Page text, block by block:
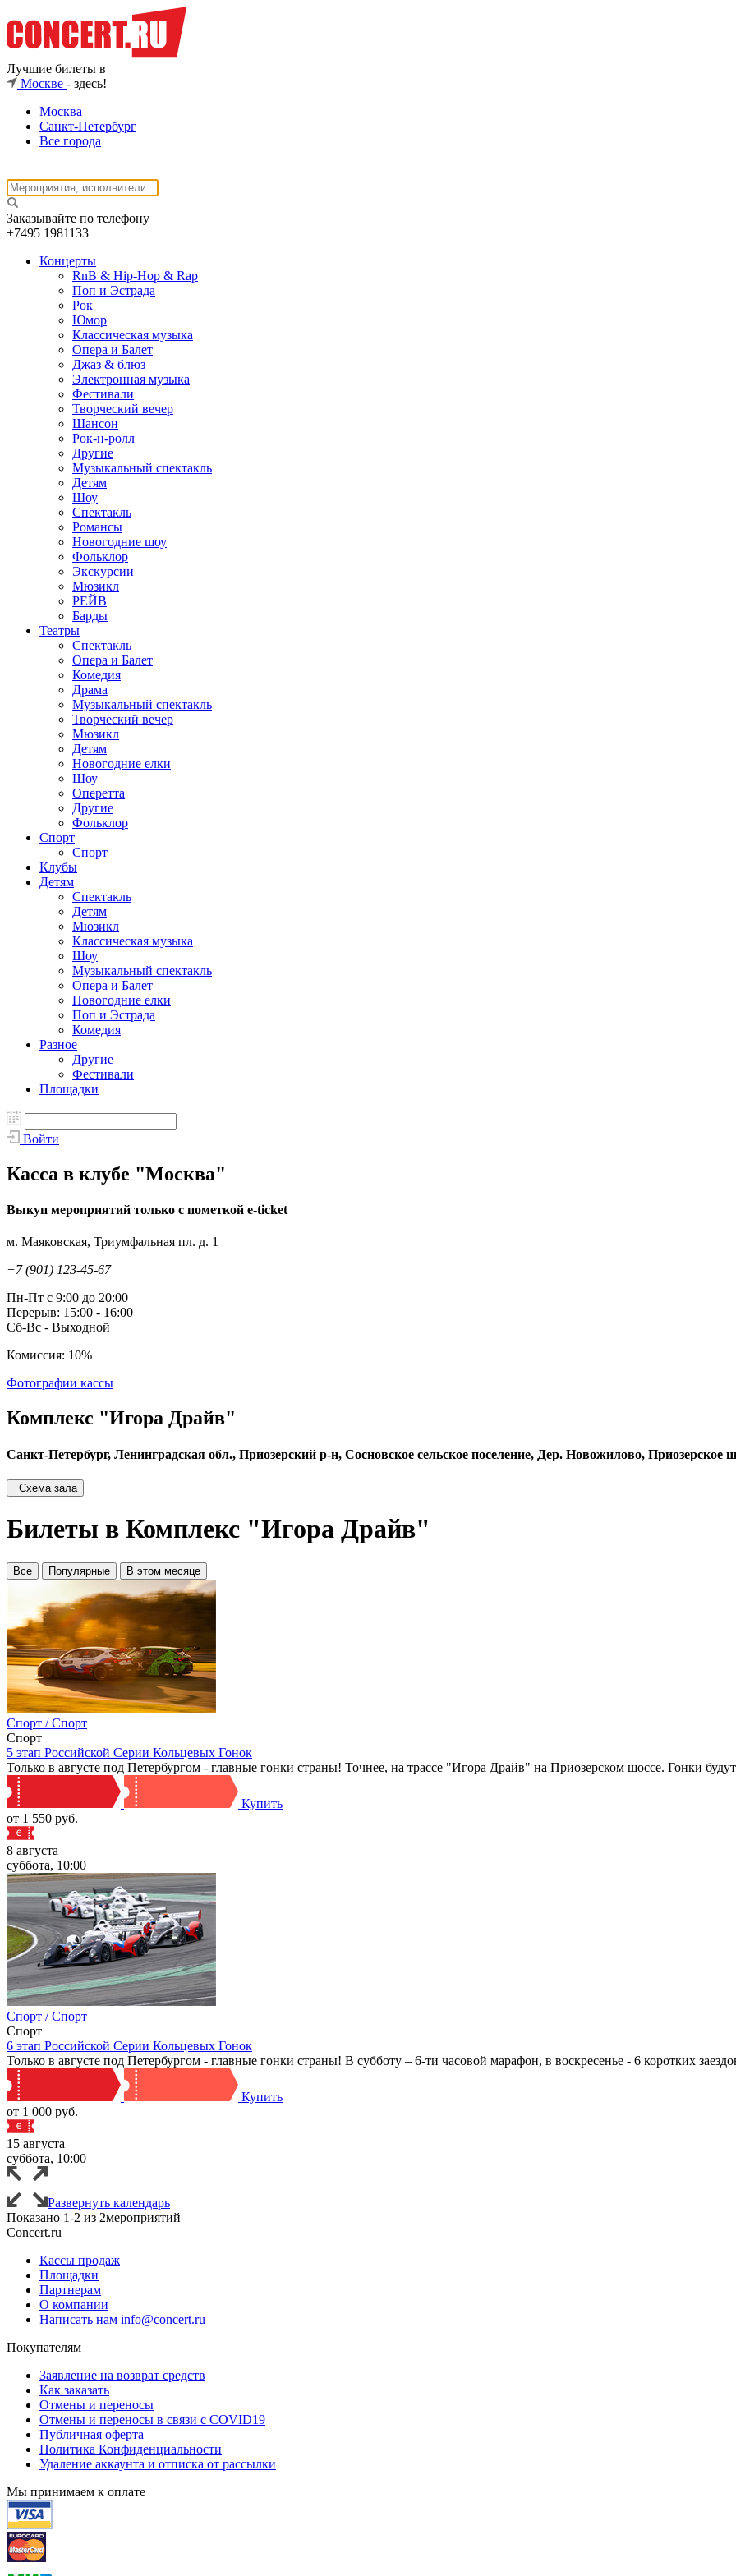
Лучшие билеты в
Москве - здесь!
Москва
Санкт-Петербург
Все города
Заказывайте по телефону
+7495 1981133
Концерты
RnB & Hip-Hop & Rap
Поп и Эстрада
Рок
Юмор
Классическая музыка
Опера и Балет
Джаз & блюз
Электронная музыка
Фестивали
Творческий вечер
Шансон
Рок-н-ролл
Другие
Музыкальный спектакль
Детям
Шоу
Спектакль
Романсы
Новогодние шоу
Фольклор
Экскурсии
Мюзикл
РЕЙВ
Барды
Театры
Спектакль
Опера и Балет
Комедия
Драма
Музыкальный спектакль
Творческий вечер
Мюзикл
Детям
Новогодние елки
Шоу
Оперетта
Другие
Фольклор
Спорт
Спорт
Клубы
Детям
Спектакль
Детям
Мюзикл
Классическая музыка
Шоу
Музыкальный спектакль
Опера и Балет
Новогодние елки
Поп и Эстрада
Комедия
Разное
Другие
Фестивали
Площадки
Войти
Касса в клубе "Москва"
Выкуп мероприятий только с пометкой e-ticket
м. Маяковская, Триумфальная пл. д. 1
+7 (901) 123-45-67
Пн-Пт с 9:00 до 20:00
Перерыв: 15:00 - 16:00
Сб-Вс - Выходной
Комиссия: 10%
Фотографии кассы
Комплекс "Игора Драйв"
Санкт-Петербург, Ленинградская обл., Приозерский р-н, Сосновское сельское поселение, Дер. Новожилово, Приозерское
Схема зала
Билеты в Комплекс "Игора Драйв"
Все Популярные В этом месяце
Спорт / Спорт
Спорт
5 этап Российской Серии Кольцевых Гонок
Только в августе под Петербургом - главные гонки страны! Точнее, на трассе "Игора Драйв" на Приозерском шоссе. Гонки
Купить
от 1 550 руб.
8 августа
суббота, 10:00
Спорт / Спорт
Спорт
6 этап Российской Серии Кольцевых Гонок
Только в августе под Петербургом - главные гонки страны! В субботу – 6-ти часовой марафон, в воскресенье - 6 коротких
Купить
от 1 000 руб.
15 августа
суббота, 10:00
Развернуть календарь
Показано 1-2 из 2мероприятий
Concert.ru
Кассы продаж
Площадки
Партнерам
О компании
Написать нам info@concert.ru
Покупателям
Заявление на возврат средств
Как заказать
Отмены и переносы
Отмены и переносы в связи с COVID19
Публичная оферта
Политика Конфиденциальности
Удаление аккаунта и отписка от рассылки
Мы принимаем к оплате